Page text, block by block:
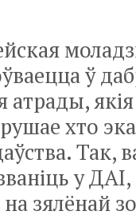
ў
атрады,
хто
Так,
у ДАІ,
зялёнай